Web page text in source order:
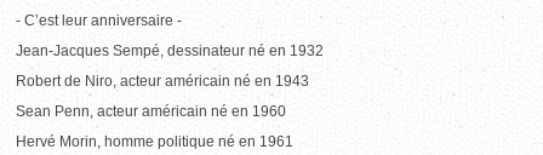
- C’est leur anniversaire -
Jean-Jacques Sempé, dessinateur né en 1932
Robert de Niro, acteur américain né en 1943
Sean Penn, acteur américain né en 1960
Hervé Morin, homme politique né en 1961